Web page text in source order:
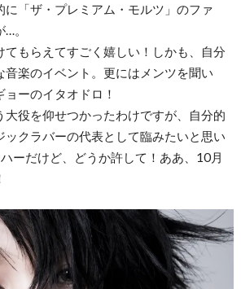
に「ザ・プレミアム・モルツ」のファ
。
てもらえてすごく嬉しい！しかも、自分
音楽のイベント。更にはメンツを聞い
ーのイタオドロ！
大役を仰せつかったわけですが、自分的
ックラバーの代表として臨みたいと思い
ーだけど、どうか許して！ああ、10月